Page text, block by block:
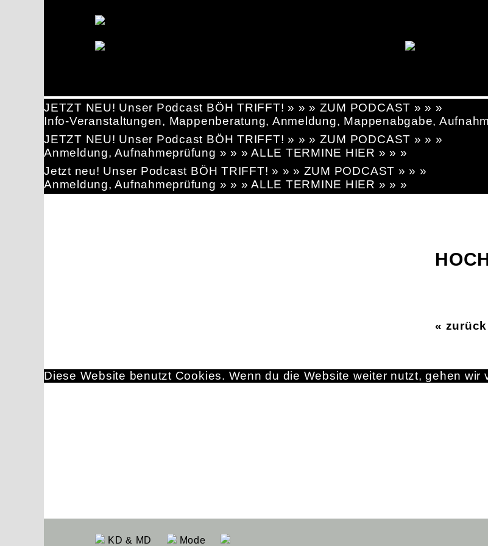
JETZT NEU! Unser Podcast BÖH TRIFFT! » » » ZUM PODCAST » » »
Info-Veranstaltungen, Mappenberatung, Anmeldung, Mappenabgabe,
JETZT NEU! Unser Podcast BÖH TRIFFT! » » » ZUM PODCAST » » »
Anmeldung, Aufnahmeprüfung » » » ALLE TERMINE HIER » » »
Jetzt neu! Unser Podcast BÖH TRIFFT! » » » ZUM PODCAST » » »
Anmeldung, Aufnahmeprüfung » » » ALLE TERMINE HIER » » »
« zurück
KD & MD Mode
Diese Website benutzt Cookies. Wenn du die Website weiter nutzt, gehen wir